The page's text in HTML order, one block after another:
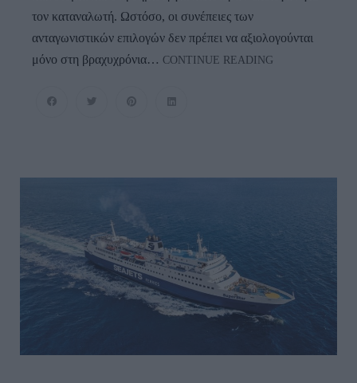
τον καταναλωτή. Ωστόσο, οι συνέπειες των
ανταγωνιστικών επιλογών δεν πρέπει να αξιολογούνται
μόνο στη βραχυχρόνια… CONTINUE READING